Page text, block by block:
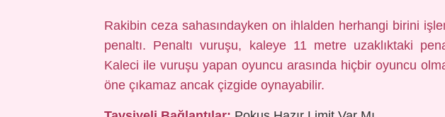
Rakibin ceza sahasındayken on ihlalden herhangi birini
penaltı. Penaltı vuruşu, kaleye 11 metre uzaklıktaki
Kaleci ile vuruşu yapan oyuncu arasında hiçbir oyuncu
öne çıkamaz ancak çizgide oynayabilir.